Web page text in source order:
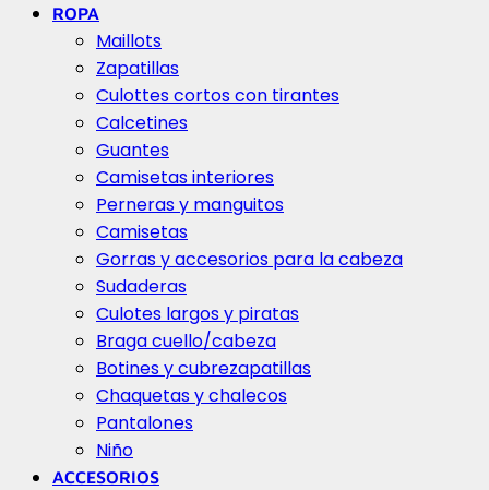
ROPA
Maillots
Zapatillas
Culottes cortos con tirantes
Calcetines
Guantes
Camisetas interiores
Perneras y manguitos
Camisetas
Gorras y accesorios para la cabeza
Sudaderas
Culotes largos y piratas
Braga cuello/cabeza
Botines y cubrezapatillas
Chaquetas y chalecos
Pantalones
Niño
ACCESORIOS